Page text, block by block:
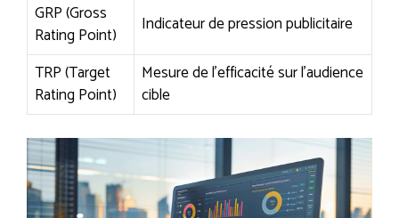
GRP (Gross
Rating Point)
Indicateur de pression publicitaire
TRP (Target
Rating Point)
Mesure de l’efficacité sur l’audience
cible